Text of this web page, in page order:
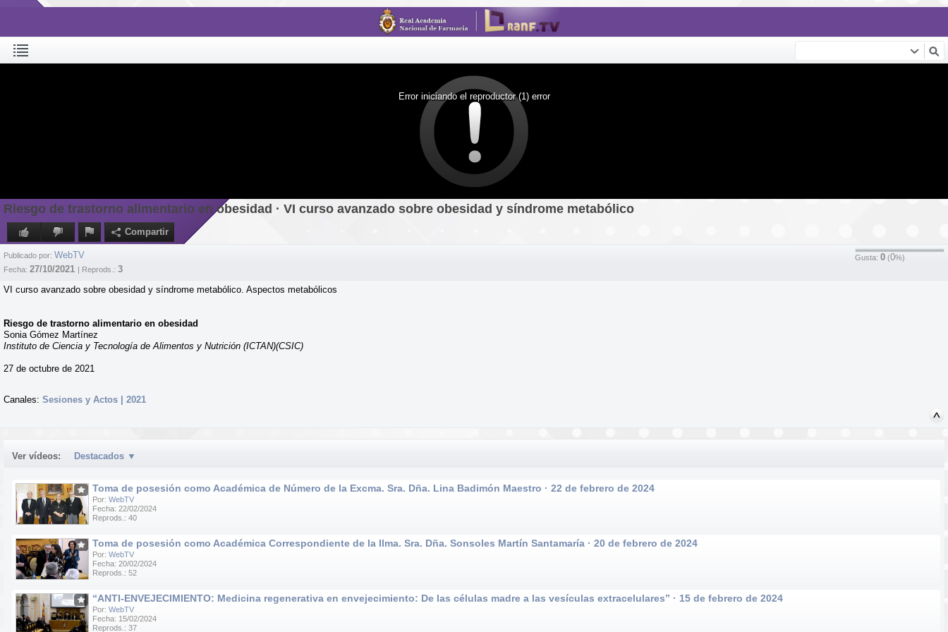
Error iniciando el reproductor (1) error
Riesgo de trastorno alimentario en obesidad · VI curso avanzado sobre obesidad y síndrome metabólico
Compartir
Gusta: 0 (0%)
Publicado por: WebTV
Fecha: 27/10/2021 | Reprods.: 3
VI curso avanzado sobre obesidad y síndrome metabólico. Aspectos metabólicos
Riesgo de trastorno alimentario en obesidad
Sonia Gómez Martínez
Instituto de Ciencia y Tecnología de Alimentos y Nutrición (ICTAN)(CSIC)
27 de octubre de 2021
Canales: Sesiones y Actos | 2021
Ver vídeos: Destacados ▼
Toma de posesión como Académica de Número de la Excma. Sra. Dña. Lina Badimón Maestro · 22 de febrero de 2024
Por: WebTV
Fecha: 22/02/2024
Reprods.: 40
Toma de posesión como Académica Correspondiente de la Ilma. Sra. Dña. Sonsoles Martín Santamaría · 20 de febrero de 2024
Por: WebTV
Fecha: 20/02/2024
Reprods.: 52
“ANTI-ENVEJECIMIENTO: Medicina regenerativa en envejecimiento: De las células madre a las vesículas extracelulares” · 15 de febrero de 2024
Por: WebTV
Fecha: 15/02/2024
Reprods.: 37